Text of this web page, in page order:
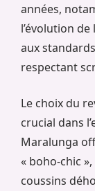
années,
l’évolution
aux
respectant
Le choix du
crucial dans
Maralunga
« boho-chic
coussins